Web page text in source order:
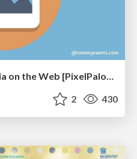
The Hidden Cost of Media on the Web [PixelPalooza 2025]
2 430